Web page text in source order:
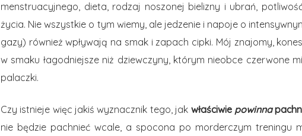
menstruacyjnego, dieta, rodzaj noszonej bielizny i ubrań,
życia. Nie wszystkie o tym wiemy, ale jedzenie i napoje o
gazy) również wpływają na smak i zapach cipki. Mój znajomy,
w smaku łagodniejsze niż dziewczyny, którym nieobce czerwone
palaczki.
Czy istnieje więc jakiś wyznacznik tego, jak właściwie powinna
nie będzie pachnieć wcale, a spocona po morderczym treningu